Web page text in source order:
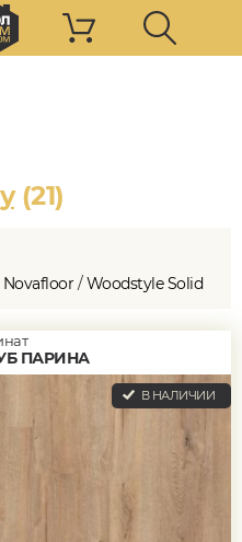
(21)
/Woodstyle Solid
ПАРИНА
В НАЛИЧИИ